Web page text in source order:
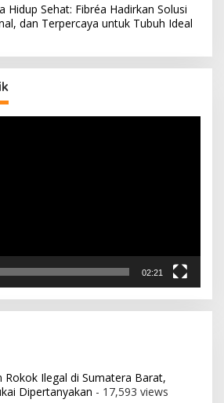
Hidup Sehat: Fibréa Hadirkan Solusi
dan Terpercaya untuk Tubuh Ideal
02:21
Rokok Ilegal di Sumatera Barat,
Dipertanyakan - 17,593 views